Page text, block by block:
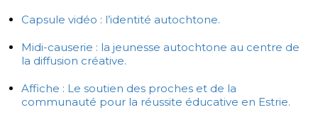
Capsule vidéo : l’identité autochtone.
Midi-causerie : la jeunesse autochtone au centre de
la diffusion créative.
Affiche : Le soutien des proches et de la
communauté pour la réussite éducative en Estrie.